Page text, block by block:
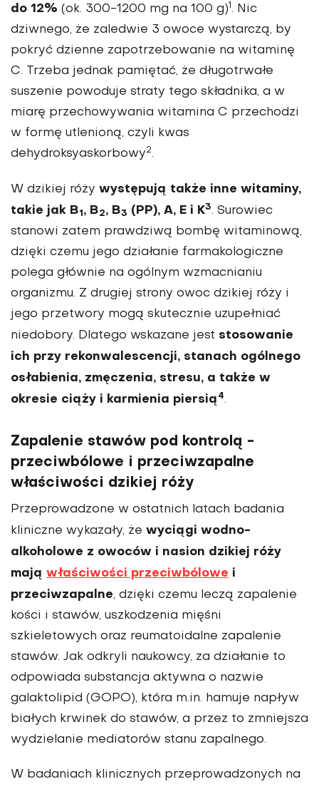
do 12% (ok. 300-1200 mg na 100 g)1. Nic
dziwnego, że zaledwie 3 owoce wystarczą, by
pokryć dzienne zapotrzebowanie na witaminę
C. Trzeba jednak pamiętać, że długotrwałe
suszenie powoduje straty tego składnika, a w
miarę przechowywania witamina C przechodzi
w formę utlenioną, czyli kwas
dehydroksyaskorbowy2.
W dzikiej róży występują także inne witaminy,
takie jak B1 , B2, B3 (PP), A, E i K3. Surowiec
stanowi zatem prawdziwą bombę witaminową,
dzięki czemu jego działanie farmakologiczne
polega głównie na ogólnym wzmacnianiu
organizmu. Z drugiej strony owoc dzikiej róży i
jego przetwory mogą skutecznie uzupełniać
niedobory. Dlatego wskazane jest stosowanie
ich przy rekonwalescencji, stanach ogólnego
osłabienia, zmęczenia, stresu, a także w
okresie ciąży i karmienia piersią 4.
Zapalenie stawów pod kontrolą -
przeciwbólowe i przeciwzapalne
właściwości dzikiej róży
Przeprowadzone w ostatnich latach badania
kliniczne wykazały, że wyciągi wodno-
alkoholowe z owoców i nasion dzikiej róży
mają właściwości przeciwbólowe i
przeciwzapalne, dzięki czemu leczą zapalenie
kości i stawów, uszkodzenia mięśni
szkieletowych oraz reumatoidalne zapalenie
stawów. Jak odkryli naukowcy, za działanie to
odpowiada substancja aktywna o nazwie
galaktolipid (GOPO), która m.in. hamuje napływ
białych krwinek do stawów, a przez to zmniejsza
wydzielanie mediatorów stanu zapalnego.
W badaniach klinicznych przeprowadzonych na